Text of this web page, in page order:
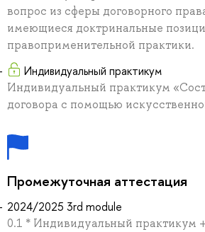
вопрос из сферы договорного
имеющиеся доктринальные
правоприменительной практики.
Индивидуальный практикум
Индивидуальный практикум
договора с помощью
Промежуточная аттестация
2024/2025 3rd module
0.1 * Индивидуальный практикум